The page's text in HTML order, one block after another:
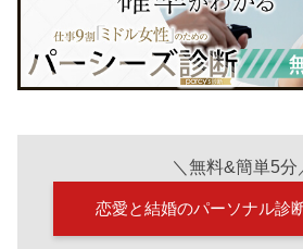
＼無料&簡単5分
恋愛と結婚のパーソナル診